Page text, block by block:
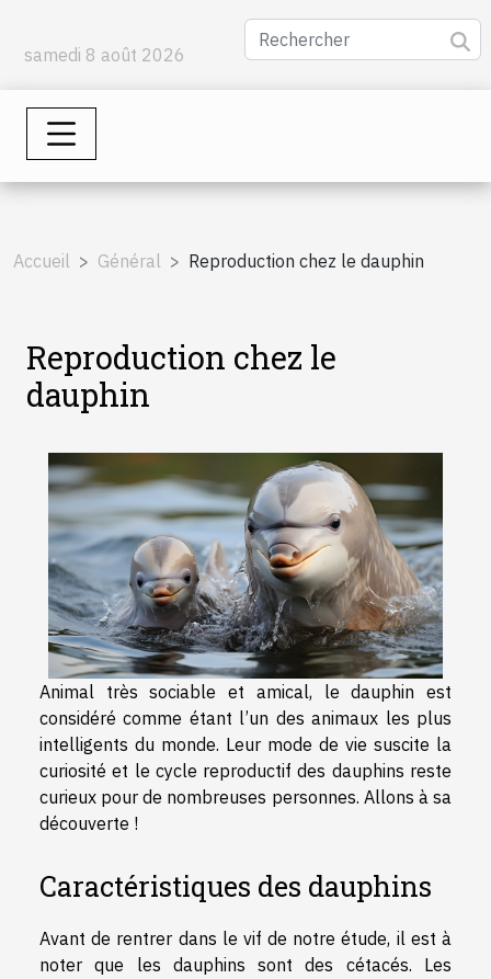
samedi 8 août 2026
Accueil Général Reproduction chez le dauphin
Reproduction chez le
dauphin
Animal très sociable et amical, le dauphin est
considéré comme étant l’un des animaux les plus
intelligents du monde. Leur mode de vie suscite la
curiosité et le cycle reproductif des dauphins reste
curieux pour de nombreuses personnes. Allons à sa
découverte !
Caractéristiques des dauphins
Avant de rentrer dans le vif de notre étude, il est à
noter que les dauphins sont des cétacés. Les